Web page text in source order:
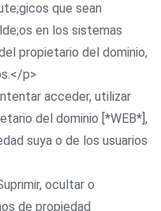
que sean
en los sistemas
propietario del dominio,
p>
acceder, utilizar
del dominio [*WEB*],
suya o de los usuarios
ocultar o
de propiedad